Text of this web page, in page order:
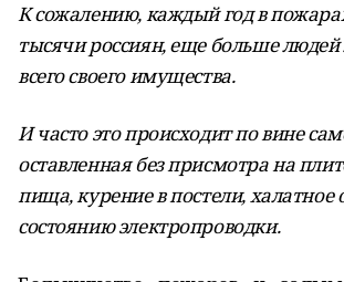
К сожалению, каждый год в
тысячи россиян, еще больше
всего своего имущества.
И часто это происходит по вине
оставленная без присмотра на
пища, курение в постели, халатное
состоянию электропроводки.